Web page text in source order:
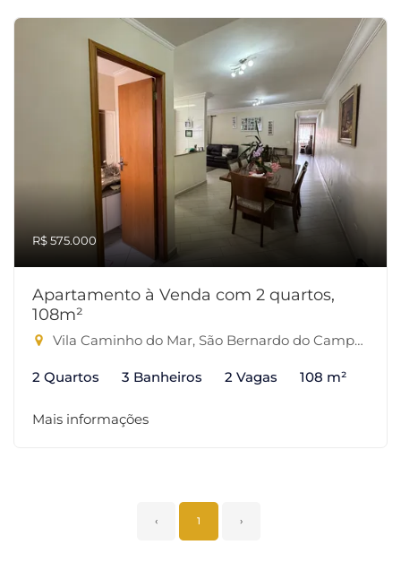
R$ 575.000
Apartamento à Venda com 2 quartos,
108m²
Vila Caminho do Mar, São Bernardo do Campo-SP
2 Quartos 3 Banheiros 2 Vagas 108 m²
Mais informações
‹ 1 ›